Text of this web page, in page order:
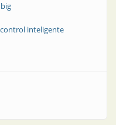
big
control inteligente
la plataforma de